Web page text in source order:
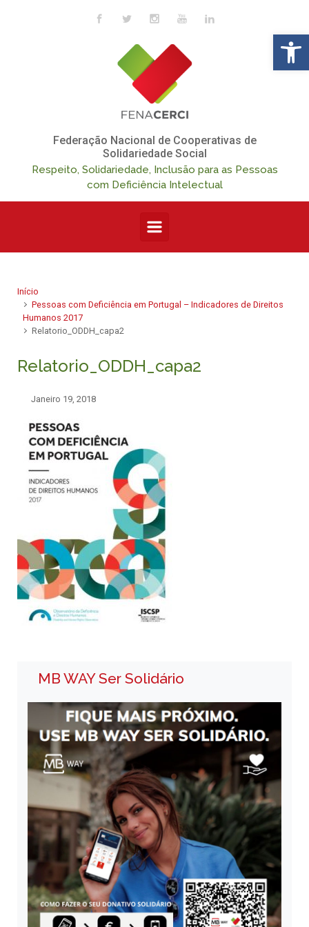
Skip to main content
Federação Nacional de Cooperativas de
Solidariedade Social
Respeito, Solidariedade, Inclusão para as Pessoas
com Deficiência Intelectual
Início
Pessoas com Deficiência em Portugal – Indicadores de Direitos
Humanos 2017
Relatorio_ODDH_capa2
Relatorio_ODDH_capa2
Janeiro 19, 2018
MB WAY Ser Solidário